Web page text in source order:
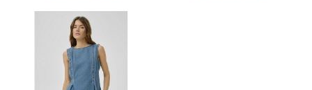
Newlands
Casuals